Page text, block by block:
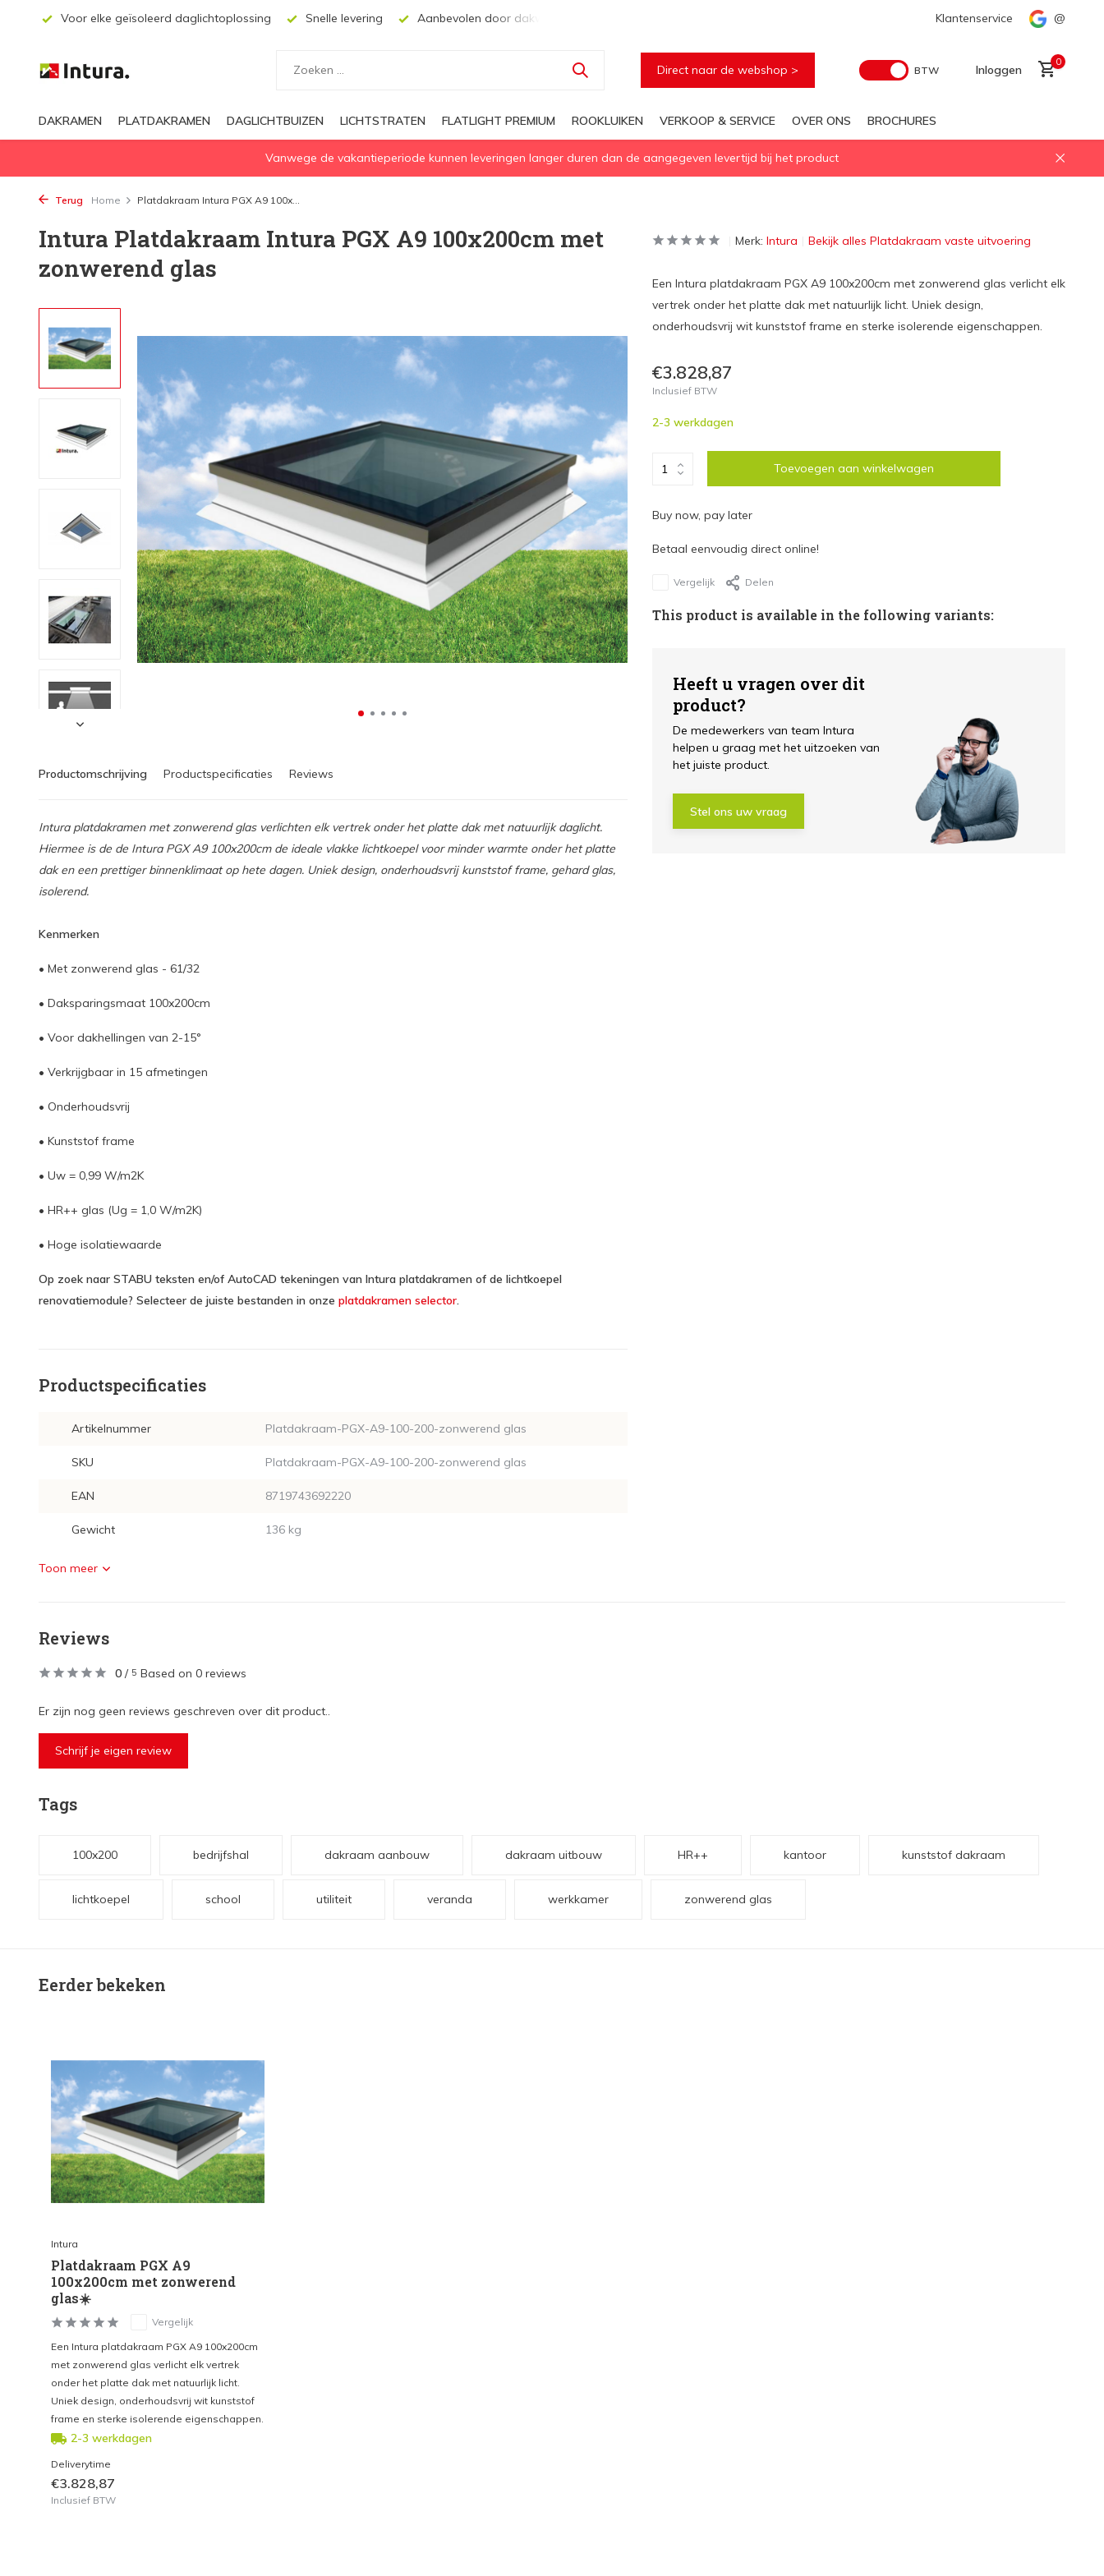
Voor elke geïsoleerd daglichtoplossing Snelle levering Aanbevolen door dakwerkers, aannemers en architecten Voor elke geïsoleerd daglichtoplossing Snelle levering
Klantenservice @
Direct naar de webshop > BTW Inloggen
0
DAKRAMEN PLATDAKRAMEN DAGLICHTBUIZEN LICHTSTRATEN FLATLIGHT PREMIUM ROOKLUIKEN VERKOOP & SERVICE OVER ONS BROCHURES
Vanwege de vakantieperiode kunnen leveringen langer duren dan de aangegeven levertijd bij het product
Terug Home Platdakraam Intura PGX A9 100x...
Intura Platdakraam Intura PGX A9 100x200cm met
zonwerend glas
Productomschrijving Productspecificaties Reviews
Intura platdakramen met zonwerend glas verlichten elk vertrek onder het platte dak met natuurlijk daglicht.
Hiermee is de de Intura PGX A9 100x200cm de ideale vlakke lichtkoepel voor minder warmte onder het platte
dak en een prettiger binnenklimaat op hete dagen. Uniek design, onderhoudsvrij kunststof frame, gehard glas,
isolerend.
Kenmerken
• Met zonwerend glas - 61/32
• Daksparingsmaat 100x200cm
• Voor dakhellingen van 2-15°
• Verkrijgbaar in 15 afmetingen
• Onderhoudsvrij
• Kunststof frame
• Uw = 0,99 W/m2K
• HR++ glas (Ug = 1,0 W/m2K)
• Hoge isolatiewaarde
Op zoek naar STABU teksten en/of AutoCAD tekeningen van Intura platdakramen of de lichtkoepel
renovatiemodule? Selecteer de juiste bestanden in onze platdakramen selector.
Productspecificaties
Artikelnummer Platdakraam-PGX-A9-100-200-zonwerend glas
SKU Platdakraam-PGX-A9-100-200-zonwerend glas
EAN 8719743692220
Gewicht 136 kg
Toon meer
Merk: Intura Bekijk alles Platdakraam vaste uitvoering
Een Intura platdakraam PGX A9 100x200cm met zonwerend glas verlicht elk
vertrek onder het platte dak met natuurlijk licht. Uniek design,
onderhoudsvrij wit kunststof frame en sterke isolerende eigenschappen.
€3.828,87
Inclusief BTW
2-3 werkdagen
Toevoegen aan winkelwagen
Buy now, pay later
Betaal eenvoudig direct online!
Vergelijk Delen
This product is available in the following variants:
Heeft u vragen over dit
product?
De medewerkers van team Intura
helpen u graag met het uitzoeken van
het juiste product.
Stel ons uw vraag
Reviews
0 / 5 Based on 0 reviews
Er zijn nog geen reviews geschreven over dit product..
Schrijf je eigen review
Tags
100x200 bedrijfshal dakraam aanbouw dakraam uitbouw HR++ kantoor kunststof dakraam
lichtkoepel school utiliteit veranda werkkamer zonwerend glas
Eerder bekeken
Intura
Platdakraam PGX A9
100x200cm met zonwerend
glas☀️
Vergelijk
Een Intura platdakraam PGX A9 100x200cm
met zonwerend glas verlicht elk vertrek
onder het platte dak met natuurlijk licht.
Uniek design, onderhoudsvrij wit kunststof
frame en sterke isolerende eigenschappen.
2-3 werkdagen
Deliverytime
€3.828,87
Inclusief BTW